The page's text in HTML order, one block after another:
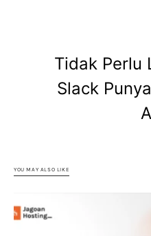
Tidak Perlu
Slack
YOU MAY ALSO LIKE